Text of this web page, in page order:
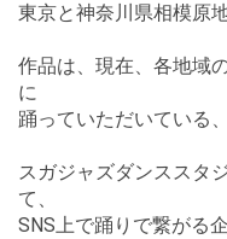
東京と神奈川県相模原
作品は、現在、各地域
に
踊っていただいている
スガジャズダンススタ
て、
SNS上で踊りで繋がる